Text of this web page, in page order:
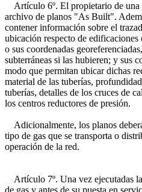
Artículo 6º. El propietario de una
archivo de planos "As Built".
contener información sobre el
ubicación respecto de edificaciones
o sus coordenadas
subterráneas si las hubieren; y sus
modo que permitan ubicar dichas
material de las tuberías,
tuberías, detalles de los cruces de
los centros reductores de presión.
Adicionalmente, los planos
tipo de gas que se transporta o
operación de la red.
Artículo 7º. Una vez ejecutadas
de gas y antes de su puesta en